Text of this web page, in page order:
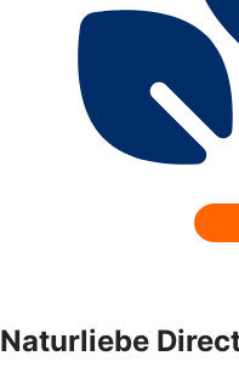
Naturliebe